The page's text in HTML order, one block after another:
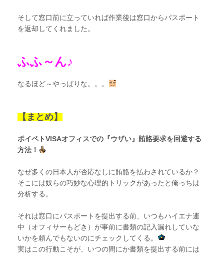
そして窓口前に立っていれば作業後は窓口からパスポート
を返却してくれました。
ふふ～ん♪
なるほど～やっぱりな。。。
【まとめ】
ポイペトVISAオフィスでの『ウザい』賄賂要求を回避する
方法！
なぜ多くの日本人が否応なしに賄賂を払わされているか？
そこには奴らの巧妙な心理的トリックがあったと俺っちは
分析する。
それは窓口にパスポートを提出する前、いつもハイエナ連
中（オフィサーもどき）が事前に書類の記入漏れしていな
いかを頼んでもないのにチェックしてくる。
実はこの行動こそが、いつの間にか書類を提出する前には